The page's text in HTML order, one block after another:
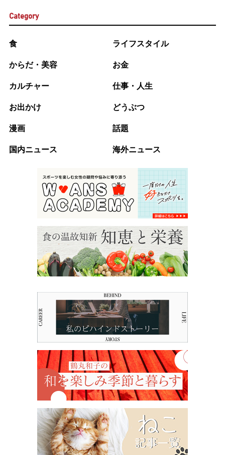
Category
食 ライフスタイル
からだ・美容 お金
カルチャー 仕事・人生
お出かけ どうぶつ
漫画 話題
国内ニュース 海外ニュース